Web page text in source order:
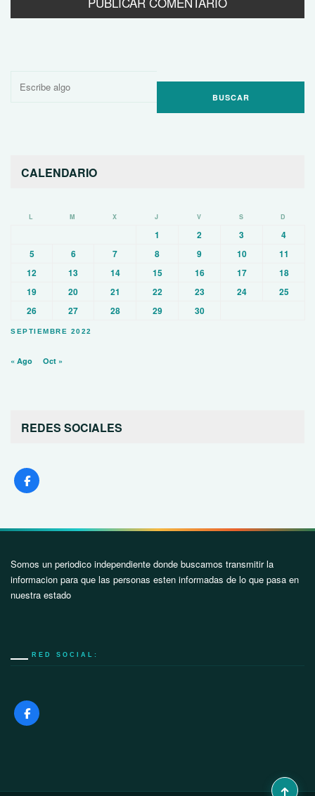
Buscar
CALENDARIO
SEPTIEMBRE 2022
L M X J V S D
1 2 3
4
5
6 7 8 9 10
11
12
13 14 15 16 17
18
19
20 21 22 23 24
25
26
27 28 29 30
« Ago Oct »
REDES SOCIALES
Somos un periodico independiente donde buscamos transmitir la
informacion para que las personas esten informadas de lo que pasa en
nuestra estado
RED SOCIAL: